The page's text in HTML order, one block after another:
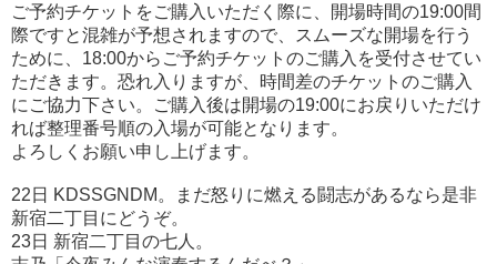
ご予約チケットをご購入いただく際に、開場時間の19:00間
際ですと混雑が予想されますので、スムーズな開場を行う
ために、18:00からご予約チケットのご購入を受付させてい
ただきます。恐れ入りますが、時間差のチケットのご購入
にご協力下さい。ご購入後は開場の19:00にお戻りいただけ
れば整理番号順の入場が可能となります。
よろしくお願い申し上げます。
22日 KDSSGNDM。まだ怒りに燃える闘志があるなら是非
新宿二丁目にどうぞ。
23日 新宿二丁目の七人。